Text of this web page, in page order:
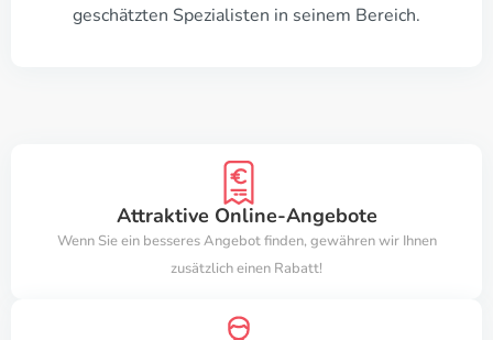
geschätzten Spezialisten in seinem Bereich.
Attraktive Online-Angebote
Wenn Sie ein besseres Angebot finden, gewähren wir Ihnen
zusätzlich einen Rabatt!